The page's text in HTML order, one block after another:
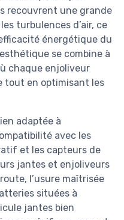
recouvrent une grande
turbulences d’air, ce
énergétique du
se combine à
chaque enjoliveur
tout en optimisant les
adaptée à
avec les
et les capteurs de
jantes et enjoliveurs
l’usure maîtrisée
situées à
jantes bien